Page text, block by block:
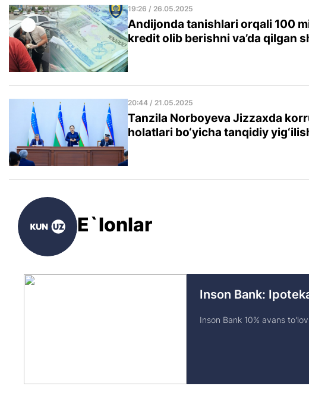
19:26 / 26.05.2025
Andijonda tanishlari orqali 100
kredit olib berishni va’da qilgan
20:44 / 21.05.2025
Tanzila Norboyeva Jizzaxda
holatlari bo‘yicha tanqidiy
E`lonlar
Inson Bank:
Inson Bank 10% avans